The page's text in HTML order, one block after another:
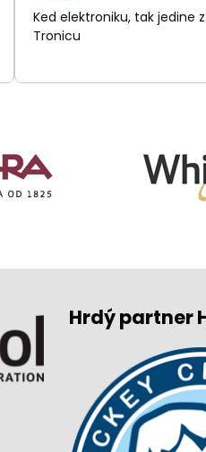
Ked elektroniku, tak jedine z
Tronicu
Hrdý partner